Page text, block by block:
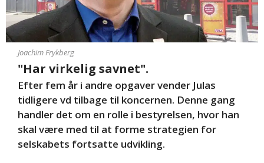
Joachim Frykberg
"Har virkelig savnet".
Efter fem år i andre opgaver vender Julas
tidligere vd tilbage til koncernen. Denne gang
handler det om en rolle i bestyrelsen, hvor han
skal være med til at forme strategien for
selskabets fortsatte udvikling.